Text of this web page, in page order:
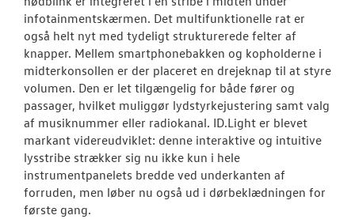
infotainmentskærmen. Det multifunktionelle rat er
også helt nyt med tydeligt strukturerede felter af
knapper. Mellem smartphonebakken og kopholderne i
midterkonsollen er der placeret en drejeknap til at styre
volumen. Den er let tilgængelig for både fører og
passager, hvilket muliggør lydstyrkejustering samt valg
af musiknummer eller radiokanal. ID.Light er blevet
markant videreudviklet: denne interaktive og intuitive
lysstribe strækker sig nu ikke kun i hele
instrumentpanelets bredde ved underkanten af
forruden, men løber nu også ud i dørbeklædningen for
første gang.